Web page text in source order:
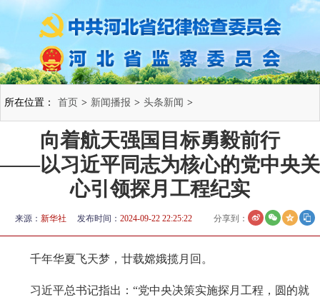
所在位置： 首页 > 新闻播报 > 头条新闻 >
向着航天强国目标勇毅前行
——以习近平同志为核心的党中央关
心引领探月工程纪实
来源： 新华社 发布时间： 2024-09-22 22:25:22 分享到：
千年华夏飞天梦，廿载嫦娥揽月回。
习近平总书记指出：“党中央决策实施探月工程，圆的就